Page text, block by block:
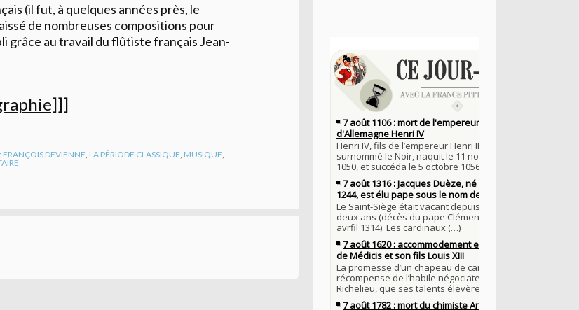
(il fut, à quelques années près, le
de nombreuses compositions pour
grâce au travail du flûtiste français Jean-
FRANÇOIS DEVIENNE LA PÉRIODE CLASSIQUE MUSIQUE